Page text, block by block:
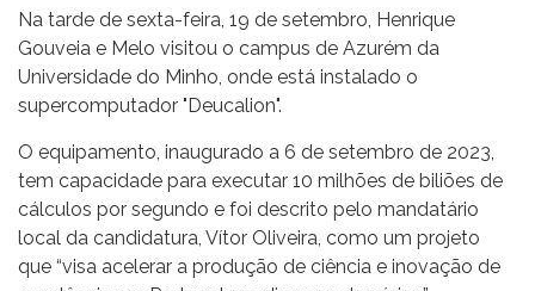
Na tarde de sexta-feira, 19 de setembro, Henrique
Gouveia e Melo visitou o campus de Azurém da
Universidade do Minho, onde está instalado o
supercomputador "Deucalion".
O equipamento, inaugurado a 6 de setembro de 2023,
tem capacidade para executar 10 milhões de biliões de
cálculos por segundo e foi descrito pelo mandatário
local da candidatura, Vítor Oliveira, como um projeto
que “visa acelerar a produção de ciência e inovação de